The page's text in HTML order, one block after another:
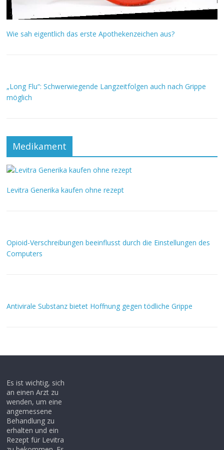
Wie sah eigentlich das erste Apothekenzeichen aus?
„Long Flu“: Schwerwiegende Langzeitfolgen auch nach Grippe
möglich
Medikament
Levitra Generika kaufen ohne rezept
Opioid-Verschreibungen beeinflusst durch die Einstellungen des
Computers
Antivirale Substanz bietet Hoffnung gegen tödliche Grippe
Es ist wichtig, sich
an einen Arzt zu
wenden, um eine
angemessene
Behandlung zu
erhalten und ein
Rezept für Levitra